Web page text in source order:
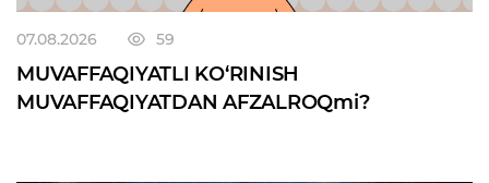
07.08.2026 59
MUVAFFAQIYATLI KO‘RINISH
MUVAFFAQIYATDAN AFZALROQmi?